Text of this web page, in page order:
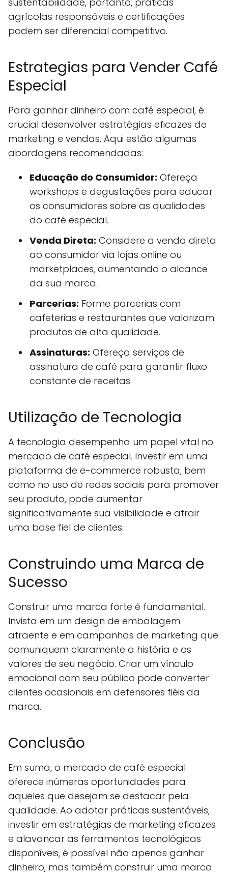
agrícolas responsáveis e certificações
podem ser diferencial competitivo.
Estrategias para Vender Café
Especial
Para ganhar dinheiro com café especial, é
crucial desenvolver estratégias eficazes de
marketing e vendas. Aqui estão algumas
abordagens recomendadas:
Educação do Consumidor: Ofereça
workshops e degustações para educar
os consumidores sobre as qualidades
do café especial.
Venda Direta: Considere a venda direta
ao consumidor via lojas online ou
marketplaces, aumentando o alcance
da sua marca.
Parcerias: Forme parcerias com
cafeterias e restaurantes que valorizam
produtos de alta qualidade.
Assinaturas: Ofereça serviços de
assinatura de café para garantir fluxo
constante de receitas.
Utilização de Tecnologia
A tecnologia desempenha um papel vital no
mercado de café especial. Investir em uma
plataforma de e-commerce robusta, bem
como no uso de redes sociais para promover
seu produto, pode aumentar
significativamente sua visibilidade e atrair
uma base fiel de clientes.
Construindo uma Marca de
Sucesso
Construir uma marca forte é fundamental.
Invista em um design de embalagem
atraente e em campanhas de marketing que
comuniquem claramente a história e os
valores de seu negócio. Criar um vínculo
emocional com seu público pode converter
clientes ocasionais em defensores fiéis da
marca.
Conclusão
Em suma, o mercado de café especial
oferece inúmeras oportunidades para
aqueles que desejam se destacar pela
qualidade. Ao adotar práticas sustentáveis,
investir em estratégias de marketing eficazes
e alavancar as ferramentas tecnológicas
disponíveis, é possível não apenas ganhar
dinheiro, mas também construir uma marca